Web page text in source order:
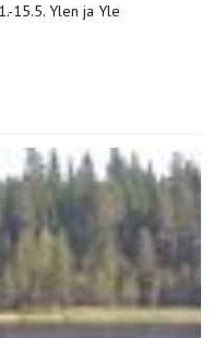
15.5. Ylen ja Yle